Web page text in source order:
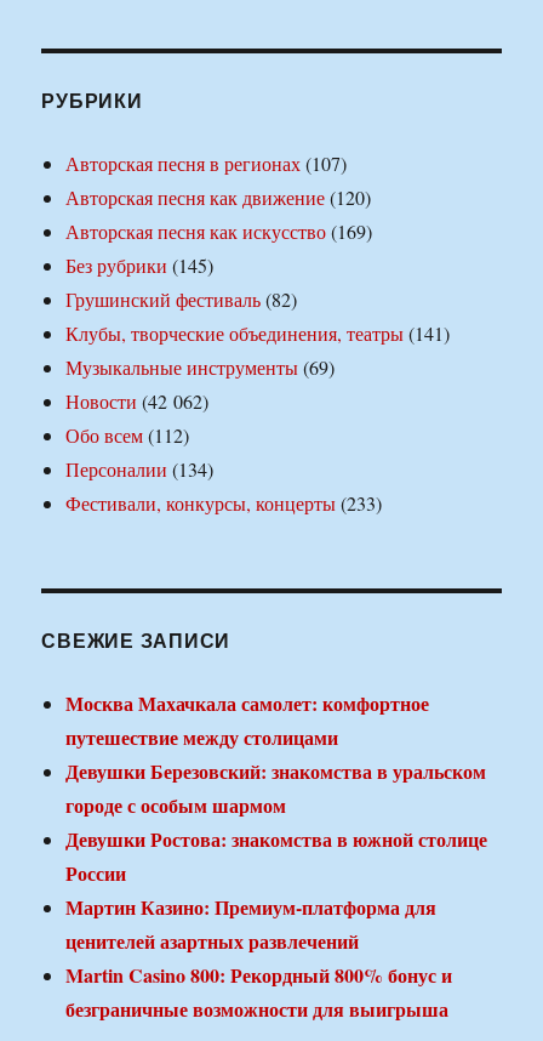
РУБРИКИ
Авторская песня в регионах(107)
Авторская песня как движение(120)
Авторская песня как искусство(169)
Без рубрики (145)
Грушинский фестиваль(82)
Клубы, творческие объединения, театры(141)
Музыкальные инструменты(69)
Новости (42 062)
Обо всем(112)
Персоналии (134)
Фестивали, конкурсы, концерты(233)
СВЕЖИЕ ЗАПИСИ
Москва Махачкала самолет: комфортное
путешествие между столицами
Девушки Березовский: знакомства в уральском
городе с особым шармом
Девушки Ростова: знакомства в южной столице
России
Мартин Казино: Премиум-платформа для
ценителей азартных развлечений
Martin Casino 800: Рекордный 800% бонус и
безграничные возможности для выигрыша